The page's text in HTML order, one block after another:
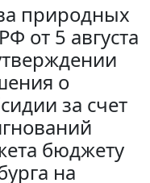
природных
от 5 августа
о
за счет
бюджету
на